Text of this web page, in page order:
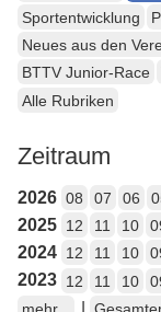
Sportentwicklung
Neues aus den
BTTV Junior-Race
Alle Rubriken
Zeitraum
2026 08 07 06
2025 12 11 10
2024 12 11 10
2023 12 11 10